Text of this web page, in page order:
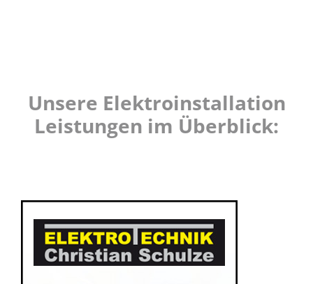
Unsere Elektroinstallation
Leistungen im Überblick: